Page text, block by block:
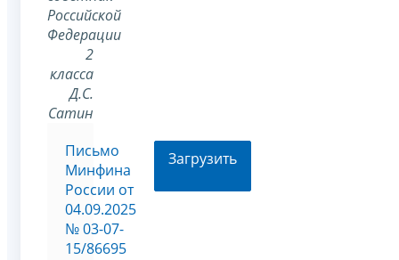
Российской
Федерации
2
класса
Д.С.
Сатин
Письмо
Минфина
России от
04.09.2025
№ 03-07-
15/86695
Загрузить